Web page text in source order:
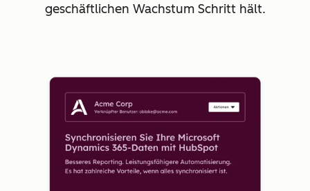
geschäftlichen Wachstum Schritt hält.